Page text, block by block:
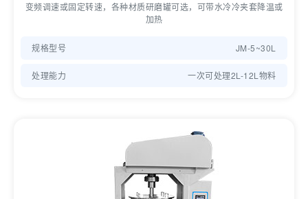
变频调速或固定转速，各种材质研磨罐可选，可带水冷冷夹套降温或
加热
规格型号 JM-5~30L
处理能力 一次可处理2L-12L物料